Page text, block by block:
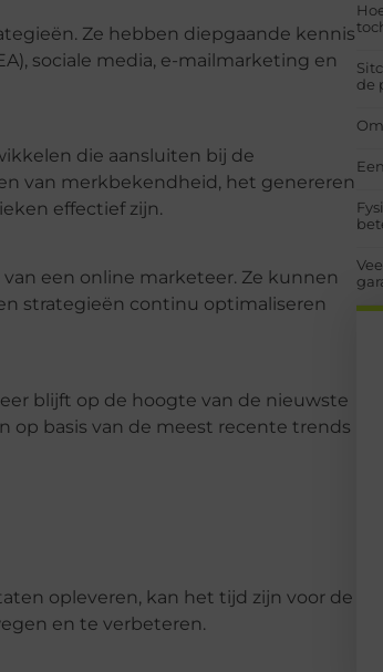
Ze hebben diepgaande kennis
sociale media, e-mailmarketing en
die aansluiten bij de
van merkbekendheid, het genereren
effectief zijn.
een online marketeer. Ze kunnen
strategieën continu optimaliseren
blijft op de hoogte van de nieuwste
op basis van de meest recente trends
opleveren, kan het tijd zijn voor de
en te verbeteren.
de